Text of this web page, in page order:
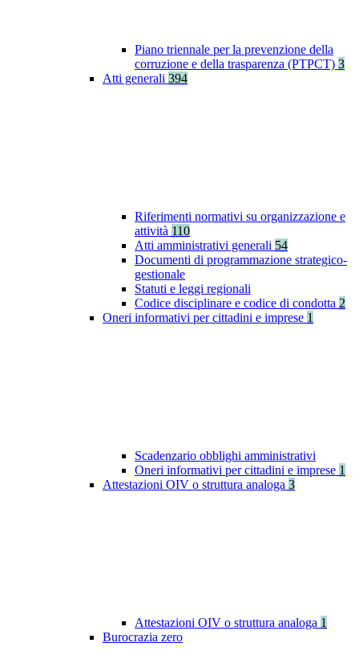
Piano triennale per la prevenzione della
corruzione e della trasparenza (PTPCT) 3
Atti generali 394
Riferimenti normativi su organizzazione e
attività 110
Atti amministrativi generali 54
Documenti di programmazione strategico-
gestionale
Statuti e leggi regionali
Codice disciplinare e codice di condotta 2
Oneri informativi per cittadini e imprese 1
Scadenzario obblighi amministrativi
Oneri informativi per cittadini e imprese 1
Attestazioni OIV o struttura analoga 3
Attestazioni OIV o struttura analoga 1
Burocrazia zero